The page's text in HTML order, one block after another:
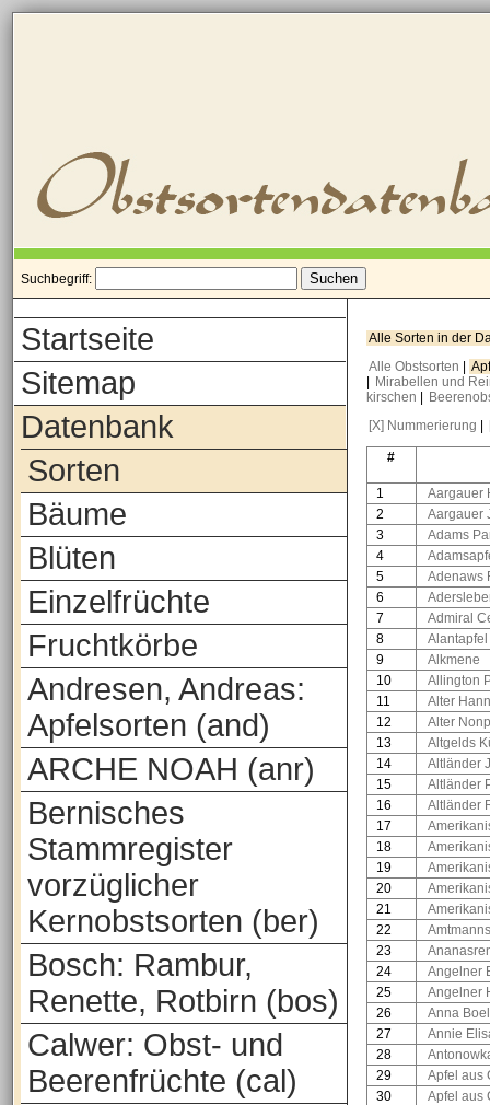
Suchbegriff:
Startseite
Sitemap
Datenbank
Sorten
Bäume
Blüten
Einzelfrüchte
Fruchtkörbe
Andresen, Andreas:
Apfelsorten (and)
ARCHE NOAH (anr)
Bernisches
Stammregister
vorzüglicher
Kernobstsorten (ber)
Bosch: Rambur,
Renette, Rotbirn (bos)
Calwer: Obst- und
Beerenfrüchte (cal)
Alle Sorten in der
Alle Obstsorten
Mirabellen und
kirschen
[X] Nummerierung
#
1
Aargauer
2
Aargauer
3
Adams
4
5
Adenaws
6
7
Admiral
8
Alantapfel
9
Alkmene
10
Allington
11
Alter
12
Alter
13
Altgelds
14
Altländer
15
Altländer
16
Altländer
17
18
19
20
21
22
23
24
Angelner
25
Angelner
26
Anna
27
Annie
28
29
Apfel aus
30
Apfel aus